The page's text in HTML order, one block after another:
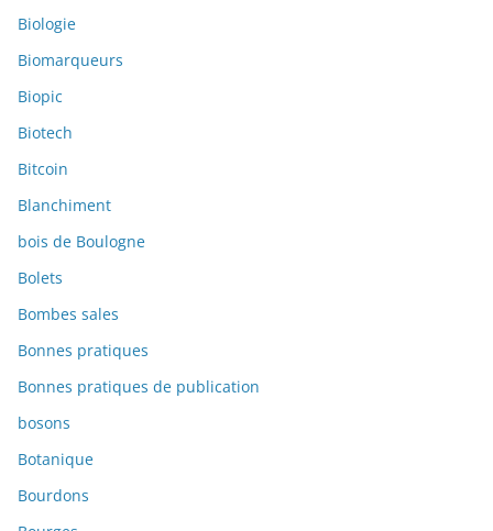
Biologie
Biomarqueurs
Biopic
Biotech
Bitcoin
Blanchiment
bois de Boulogne
Bolets
Bombes sales
Bonnes pratiques
Bonnes pratiques de publication
bosons
Botanique
Bourdons